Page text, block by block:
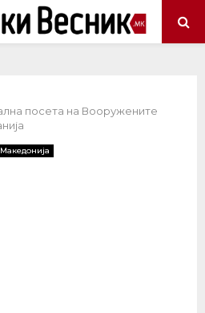
посета на Вооружените
Македонија